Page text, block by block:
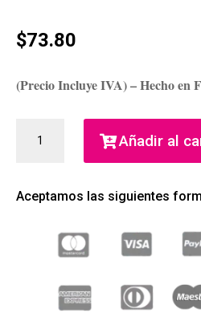
$73.80
(Precio Incluye IVA) – Hecho en
DRAGEE
SENTEUR
PELUCHE
(KALOO)
CANTIDAD
Añadir al
Aceptamos las siguientes